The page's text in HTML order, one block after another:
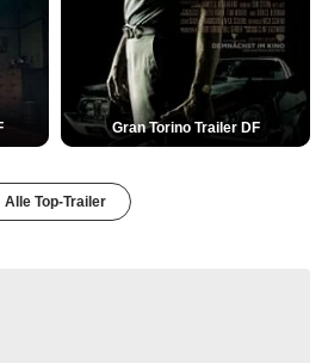
Gran Torino Trailer DF
Alle Top-Trailer